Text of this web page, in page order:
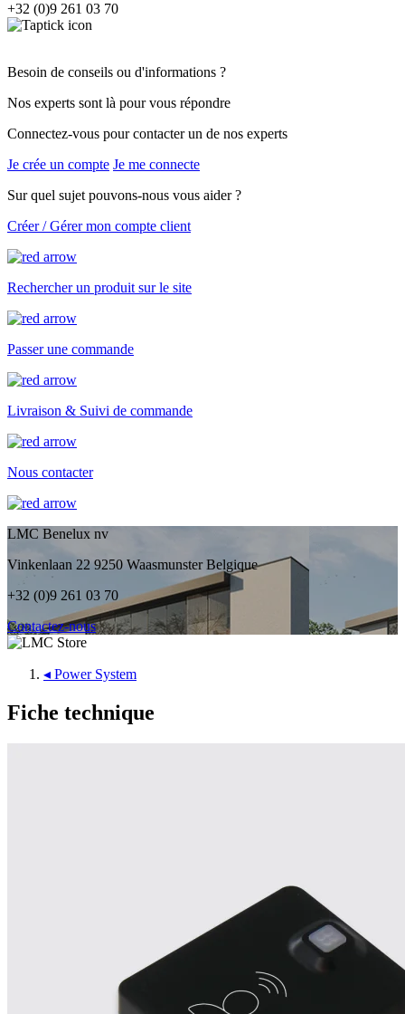
+32 (0)9 261 03 70
Besoin de conseils ou d'informations ?
Nos experts sont là pour vous répondre
Connectez-vous pour contacter un de nos experts
Je crée un compte Je me connecte
Sur quel sujet pouvons-nous vous aider ?
Créer / Gérer mon compte client
Rechercher un produit sur le site
Passer une commande
Livraison & Suivi de commande
Nous contacter
LMC Benelux nv
Vinkenlaan 22 9250 Waasmunster Belgique
+32 (0)9 261 03 70
Contactez-nous
◂ Power System
Fiche technique